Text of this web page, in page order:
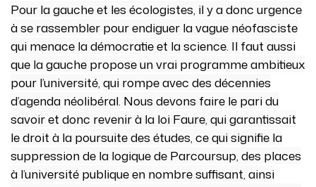
Pour la gauche et les écologistes, il y a donc urgence
à se rassembler pour endiguer la vague néofasciste
qui menace la démocratie et la science. Il faut aussi
que la gauche propose un vrai programme ambitieux
pour l’université, qui rompe avec des décennies
d’agenda néolibéral. Nous devons faire le pari du
savoir et donc revenir à la loi Faure, qui garantissait
le droit à la poursuite des études, ce qui signifie la
suppression de la logique de Parcoursup, des places
à l’université publique en nombre suffisant, ainsi